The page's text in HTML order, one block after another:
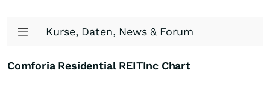
Kurse, Daten, News & Forum
Comforia Residential REITInc Chart